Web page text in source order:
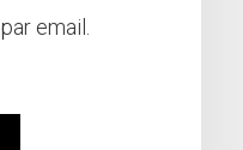
par email.